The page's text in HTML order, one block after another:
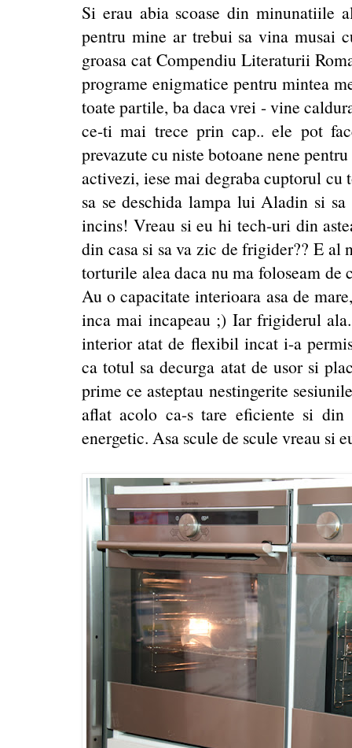
Si erau abia scoase din minunatiile
pentru mine ar trebui sa vina musai
groasa cat Compendiu Literaturii
programe enigmatice pentru mintea
toate partile, ba daca vrei - vine
ce-ti mai trece prin cap.. ele pot
prevazute cu niste botoane nene
activezi, iese mai degraba cuptorul
sa se deschida lampa lui Aladin si
incins! Vreau si eu hi tech-uri din
din casa si sa va zic de frigider?? E al
torturile alea daca nu ma foloseam de
Au o capacitate interioara asa de
inca mai incapeau ;) Iar frigiderul
interior atat de flexibil incat i-a
ca totul sa decurga atat de usor si
prime ce asteptau nestingerite
aflat acolo ca-s tare eficiente si
energetic. Asa scule de scule vreau si